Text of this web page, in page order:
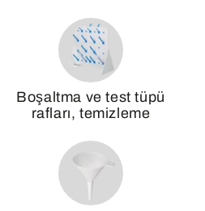
Boşaltma ve test tüpü
rafları, temizleme